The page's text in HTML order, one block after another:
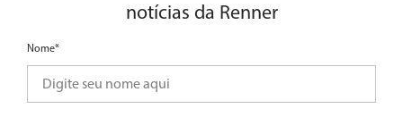
notícias da Renner
Nome*